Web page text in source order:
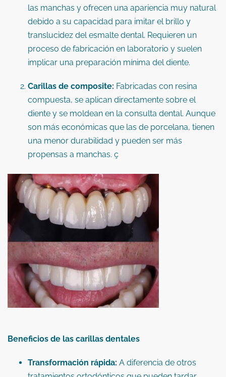
las manchas y ofrecen una apariencia muy natural
debido a su capacidad para imitar el brillo y
translucidez del esmalte dental. Requieren un
proceso de fabricación en laboratorio y suelen
implicar una preparación mínima del diente.
Carillas de composite: Fabricadas con resina
compuesta, se aplican directamente sobre el
diente y se moldean en la consulta dental. Aunque
son más económicas que las de porcelana, tienen
una menor durabilidad y pueden ser más
propensas a manchas. ç
Beneficios de las carillas dentales
Transformación rápida: A diferencia de otros